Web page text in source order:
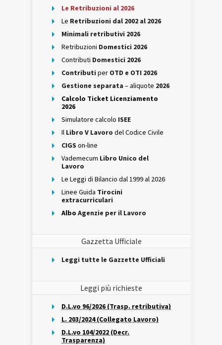
Le Retribuzioni al 2026
Le Retribuzioni dal 2002 al 2026
Minimali retributivi 2026
Retribuzioni Domestici 2026
Contributi Domestici 2026
Contributi per OTD e OTI 2026
Gestione separata – aliquote 2026
Calcolo Ticket Licenziamento
2026
Simulatore calcolo ISEE
Il Libro V Lavoro del Codice Civile
CIGS on-line
Vademecum Libro Unico del
Lavoro
Le Leggi di Bilancio dal 1999 al 2026
Linee Guida Tirocini
extracurriculari
Albo Agenzie per il Lavoro
Gazzetta Ufficiale
Leggi tutte le Gazzette Ufficiali
Leggi più richieste
D.L.vo 96/2026 (Trasp. retributiva)
L. 203/2024 (Collegato Lavoro)
D.L.vo 104/2022 (Decr.
Trasparenza)